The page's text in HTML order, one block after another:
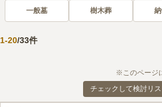
一般墓 樹木葬
1-20/33件
※このページ
チェックして検討リ